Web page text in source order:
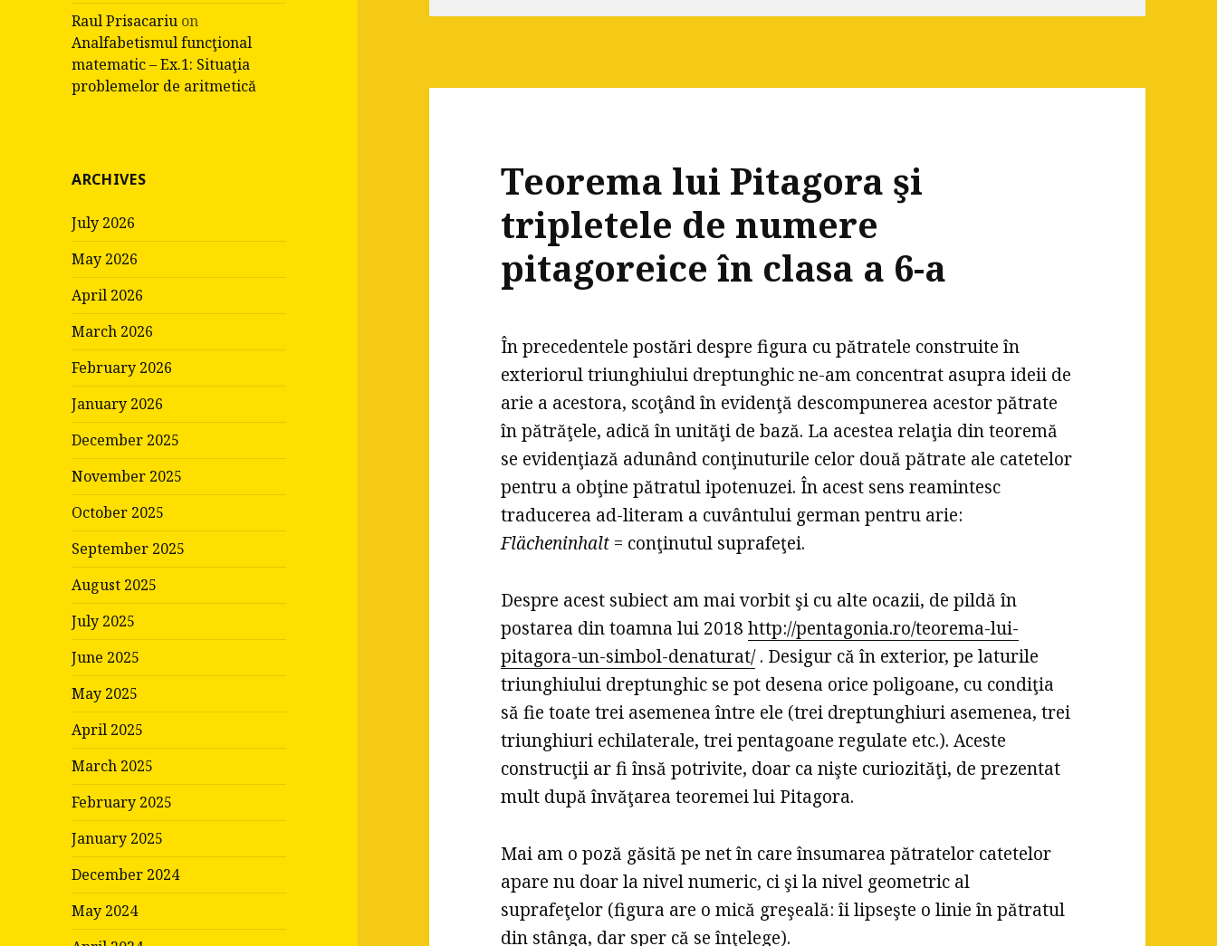
Raul Prisacariu on
Analfabetismul funcţional
matematic – Ex.1: Situaţia
problemelor de aritmetică
ARCHIVES
July 2026
May 2026
April 2026
March 2026
February 2026
January 2026
December 2025
November 2025
October 2025
September 2025
August 2025
July 2025
June 2025
May 2025
April 2025
March 2025
February 2025
January 2025
December 2024
May 2024
Teorema lui Pitagora şi
tripletele de numere
pitagoreice în clasa a 6-a
În precedentele postări despre figura cu pătratele construite în
exteriorul triunghiului dreptunghic ne-am concentrat asupra ideii de
arie a acestora, scoţând în evidenţă descompunerea acestor pătrate
în pătrăţele, adică în unităţi de bază. La acestea relaţia din teoremă
se evidenţiază adunând conţinuturile celor două pătrate ale catetelor
pentru a obţine pătratul ipotenuzei. În acest sens reamintesc
traducerea ad-literam a cuvântului german pentru arie:
Flächeninhalt = conţinutul suprafeţei.
Despre acest subiect am mai vorbit şi cu alte ocazii, de pildă în
postarea din toamna lui 2018http://pentagonia.ro/teorema-lui-
pitagora-un-simbol-denaturat/. Desigur că în exterior, pe laturile
triunghiului dreptunghic se pot desena orice poligoane, cu condiţia
să fie toate trei asemenea între ele (trei dreptunghiuri asemenea, trei
triunghiuri echilaterale, trei pentagoane regulate etc.). Aceste
construcţii ar fi însă potrivite, doar ca nişte curiozităţi, de prezentat
mult după învăţarea teoremei lui Pitagora.
Mai am o poză găsită pe net în care însumarea pătratelor catetelor
apare nu doar la nivel numeric, ci şi la nivel geometric al
suprafeţelor (figura are o mică greşeală: îi lipseşte o linie în pătratul
din stânga, dar sper că se înţelege).